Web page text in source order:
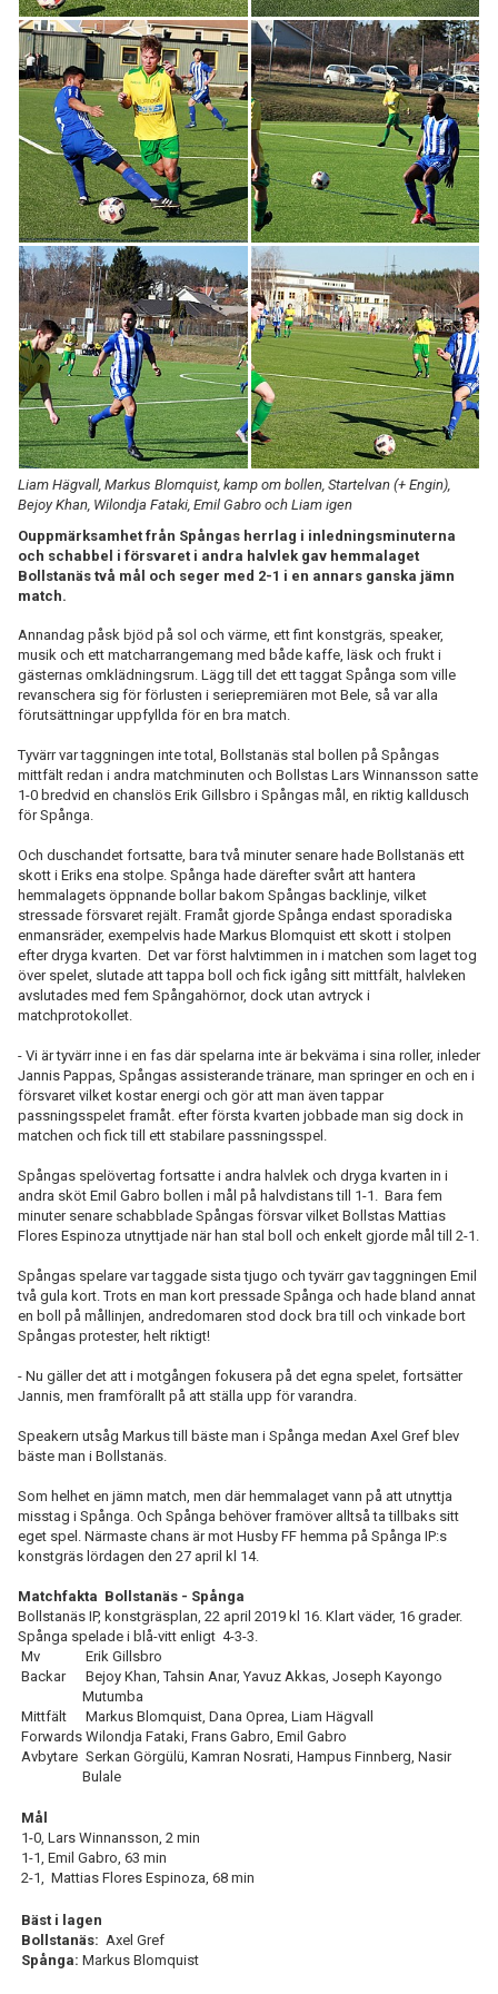
Liam Hägvall, Markus Blomquist, kamp om bollen, Startelvan (+ Engin),
Bejoy Khan, Wilondja Fataki, Emil Gabro och Liam igen
Ouppmärksamhet från Spångas herrlag i inledningsminuterna
och schabbel i försvaret i andra halvlek gav hemmalaget
Bollstanäs två mål och seger med 2-1 i en annars ganska jämn
match.
Annandag påsk bjöd på sol och värme, ett fint konstgräs, speaker,
musik och ett matcharrangemang med både kaffe, läsk och frukt i
gästernas omklädningsrum. Lägg till det ett taggat Spånga som ville
revanschera sig för förlusten i seriepremiären mot Bele, så var alla
förutsättningar uppfyllda för en bra match.
Tyvärr var taggningen inte total, Bollstanäs stal bollen på Spångas
mittfält redan i andra matchminuten och Bollstas Lars Winnansson satte
1-0 bredvid en chanslös Erik Gillsbro i Spångas mål, en riktig kalldusch
för Spånga.
Och duschandet fortsatte, bara två minuter senare hade Bollstanäs ett
skott i Eriks ena stolpe. Spånga hade därefter svårt att hantera
hemmalagets öppnande bollar bakom Spångas backlinje, vilket
stressade försvaret rejält. Framåt gjorde Spånga endast sporadiska
enmansräder, exempelvis hade Markus Blomquist ett skott i stolpen
efter dryga kvarten. Det var först halvtimmen in i matchen som laget tog
över spelet, slutade att tappa boll och fick igång sitt mittfält, halvleken
avslutades med fem Spångahörnor, dock utan avtryck i
matchprotokollet.
- Vi är tyvärr inne i en fas där spelarna inte är bekväma i sina roller, inleder
Jannis Pappas, Spångas assisterande tränare, man springer en och en i
försvaret vilket kostar energi och gör att man även tappar
passningsspelet framåt. efter första kvarten jobbade man sig dock in
matchen och fick till ett stabilare passningsspel.
Spångas spelövertag fortsatte i andra halvlek och dryga kvarten in i
andra sköt Emil Gabro bollen i mål på halvdistans till 1-1. Bara fem
minuter senare schabblade Spångas försvar vilket Bollstas Mattias
Flores Espinoza utnyttjade när han stal boll och enkelt gjorde mål till 2-1.
Spångas spelare var taggade sista tjugo och tyvärr gav taggningen Emil
två gula kort. Trots en man kort pressade Spånga och hade bland annat
en boll på mållinjen, andredomaren stod dock bra till och vinkade bort
Spångas protester, helt riktigt!
- Nu gäller det att i motgången fokusera på det egna spelet, fortsätter
Jannis, men framförallt på att ställa upp för varandra.
Speakern utsåg Markus till bäste man i Spånga medan Axel Gref blev
bäste man i Bollstanäs.
Som helhet en jämn match, men där hemmalaget vann på att utnyttja
misstag i Spånga. Och Spånga behöver framöver alltså ta tillbaks sitt
eget spel. Närmaste chans är mot Husby FF hemma på Spånga IP:s
konstgräs lördagen den 27 april kl 14.
Matchfakta Bollstanäs - Spånga
Bollstanäs IP, konstgräsplan, 22 april 2019 kl 16. Klart väder, 16 grader.
Spånga spelade i blå-vitt enligt 4-3-3.
Mv
Erik Gillsbro
Backar
Bejoy Khan, Tahsin Anar, Yavuz Akkas, Joseph Kayongo
Mutumba
Mittfält
Markus Blomquist, Dana Oprea, Liam Hägvall
Forwards Wilondja Fataki, Frans Gabro, Emil Gabro
Avbytare Serkan Görgülü, Kamran Nosrati, Hampus Finnberg, Nasir
Bulale
Mål
1-0, Lars Winnansson, 2 min
1-1, Emil Gabro, 63 min
2-1, Mattias Flores Espinoza, 68 min
Bäst i lagen
Bollstanäs: Axel Gref
Spånga: Markus Blomquist